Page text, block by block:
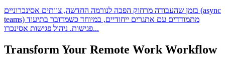
בזמן שהעבודה מרחוק הפכה לנורמה החדשה, צוותים אסינכרוניים (async
teams) מתמודדים עם אתגרים ייחודיים, במיוחד כשמדובר בתיעוד
פגישות. ניהול פגישות אסינכרו...
Transform Your Remote WorkWorkflow